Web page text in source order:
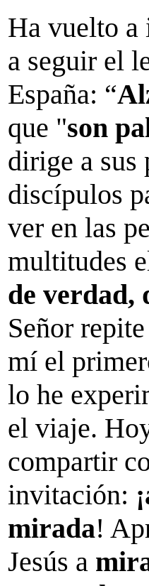
Ha vuelto a
a seguir el
España: “
que "son
dirige a sus
discípulos
ver en las
multitudes
de verdad,
Señor
mí el
lo he
el viaje.
compartir
invitación:
mirada!
Jesús a